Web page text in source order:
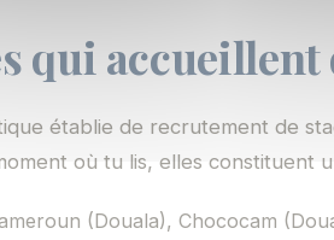
qui accueillent
établie de recrutement de
où tu lis, elles constituent
(Douala), Chococam